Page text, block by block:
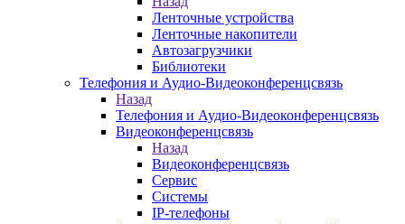
Ленточные устройства
Ленточные накопители
Автозагрузчики
Библиотеки
Телефония и Аудио-Видеоконференцсвязь
Назад
Телефония и Аудио-Видеоконференцсвязь
Видеоконференцсвязь
Назад
Видеоконференцсвязь
Сервис
Системы
IP-телефоны